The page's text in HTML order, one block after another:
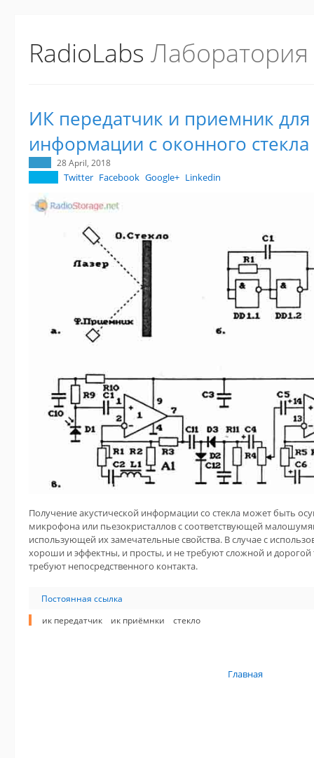
RadioLabs
ИК передатчик и приемник для
информации с оконного стекла
28 April, 2018
Twitter Facebook Google+ Linkedin
Получение акустической информации со стекла может быть
микрофона или пьезокристаллов с соответствующей
использующей их замечательные свойства. В случае с
хороши и эффектны, и просты, и не требуют сложной и дорогой
требуют непосредственного контакта.
Постоянная ссылка
ик передатчик
ик приёмнки стекло
Главная